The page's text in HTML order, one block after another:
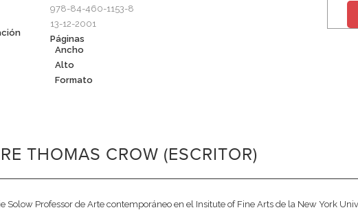
978-84-460-1153-8
13-12-2001
Páginas
Ancho
Alto
Formato
THOMAS CROW (ESCRITOR)
Solow Professor de Arte contemporáneo en el Insitute of Fine Arts de la New York